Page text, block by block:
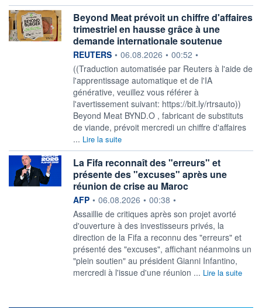
Beyond Meat prévoit un chiffre d'affaires
trimestriel en hausse grâce à une
demande internationale soutenue
information fournie par
REUTERS • 06.08.2026 • 00:52 •
((Traduction automatisée par Reuters à l'aide de
l'apprentissage automatique et de l'IA
générative, veuillez vous référer à
l'avertissement suivant: https://bit.ly/rtrsauto))
Beyond Meat BYND.O , fabricant de substituts
de viande, prévoit mercredi un chiffre d'affaires
... Lire la suite
La Fifa reconnaît des "erreurs" et
présente des "excuses" après une
réunion de crise au Maroc
information fournie par
AFP • 06.08.2026 • 00:38 •
Assaillie de critiques après son projet avorté
d'ouverture à des investisseurs privés, la
direction de la Fifa a reconnu des "erreurs" et
présenté des "excuses", affichant néanmoins un
"plein soutien" au président Gianni Infantino,
mercredi à l'issue d'une réunion ... Lire la suite